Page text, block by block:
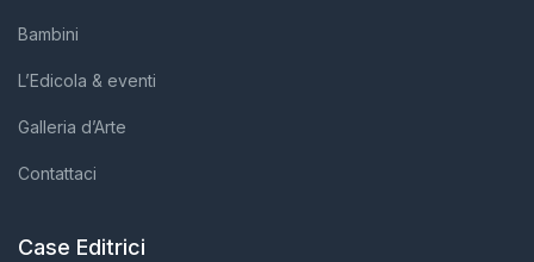
Bambini
L’Edicola & eventi
Galleria d’Arte
Contattaci
Case Editrici